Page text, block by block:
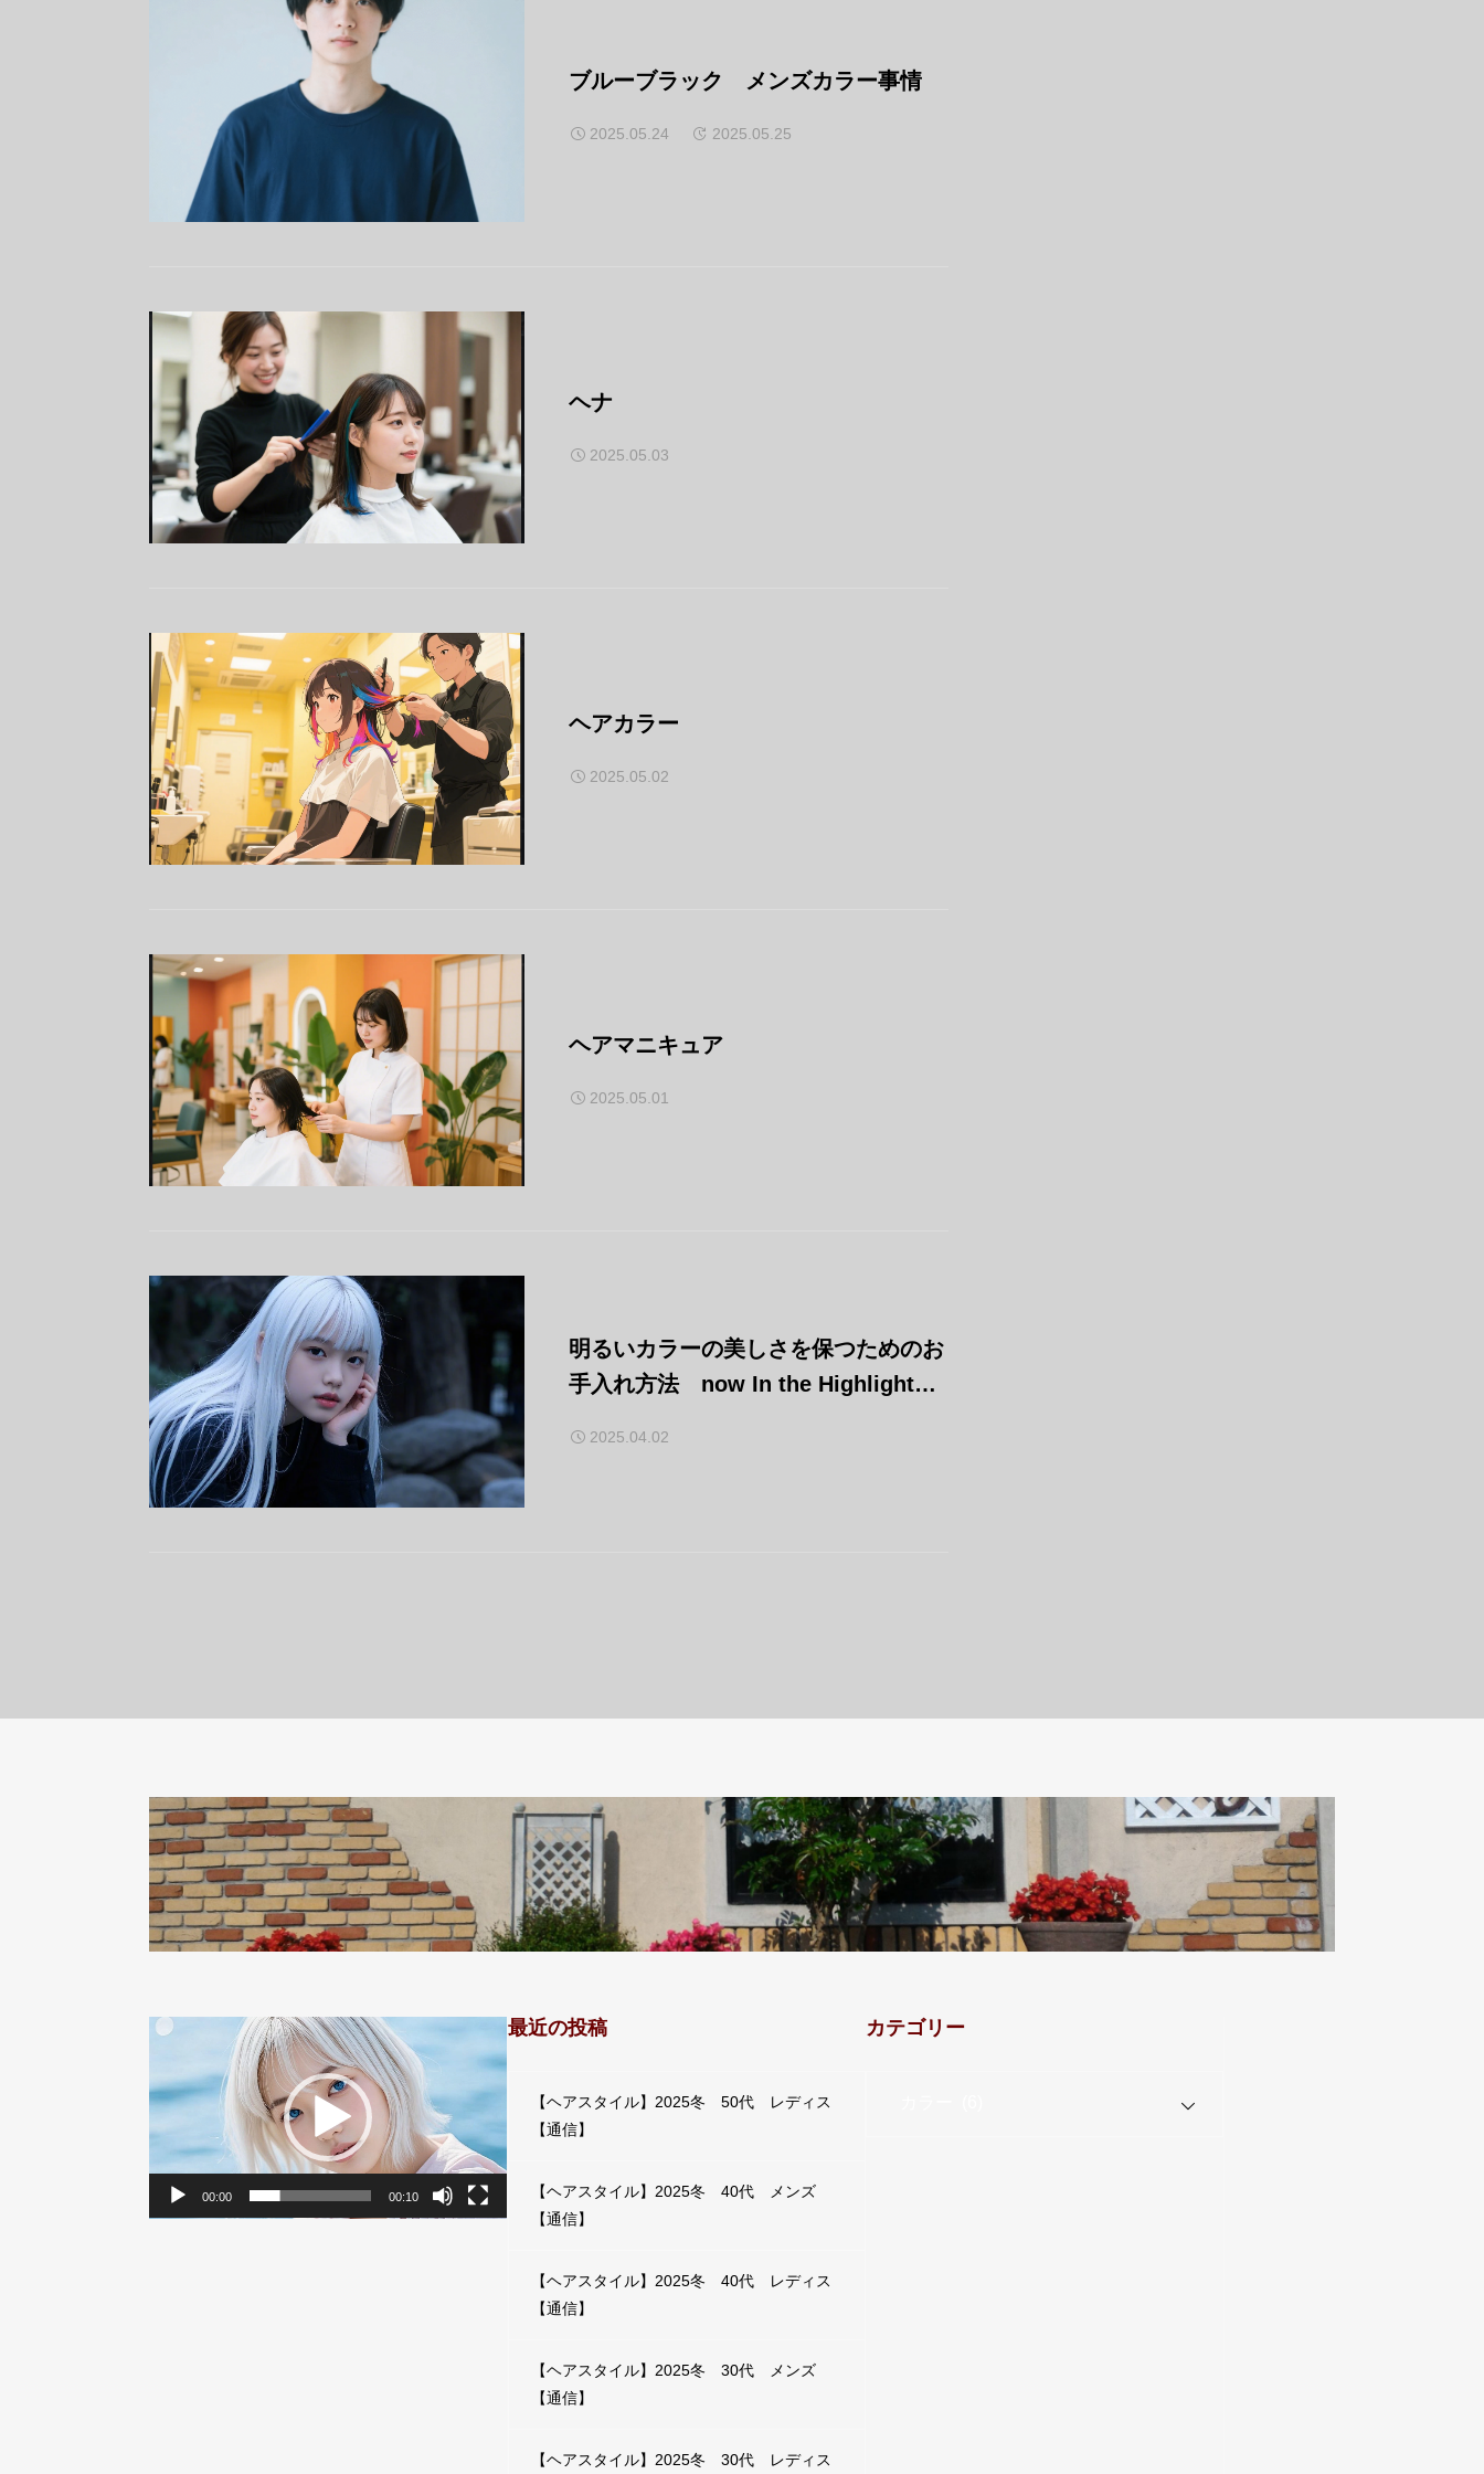
ブルーブラック メンズカラー事情
2025.05.24 2025.05.25
ヘナ
2025.05.03
ヘアカラー
2025.05.02
ヘアマニキュア
2025.05.01
明るいカラーの美しさを保つためのお
手入れ方法 now In the Highlight
2025.04.02
動
画
ー
ヤ
ー
00:00 00:10
最近の投稿
【ヘアスタイル】2025冬 50代 レディス
【通信】
【ヘアスタイル】2025冬 40代 メンズ
【通信】
【ヘアスタイル】2025冬 40代 レディス
【通信】
【ヘアスタイル】2025冬 30代 メンズ
【通信】
【ヘアスタイル】2025冬 30代 レディス
カテゴリー